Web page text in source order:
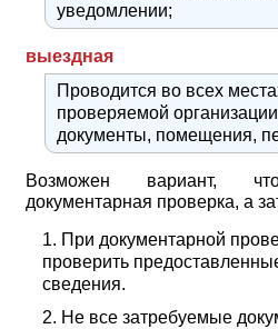
уведомлении;
выездная
Проводится во всех
проверяемой
документы, помещения,
Возможен вариант,
документарная проверка, а
При документарной
проверить
сведения.
Не все затребуемые